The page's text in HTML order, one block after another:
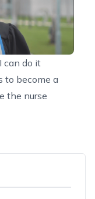
can do it
to become a
the nurse